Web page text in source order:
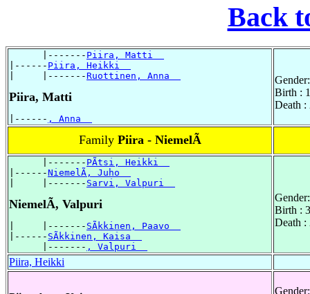
Back
      |-------
Piira, Matti
|------ Piira, Heikki
|     |-------Ruottinen, Anna
Piira, Matti
|------ , Anna
Birth :
Death :
Family Piira - NiemelÃ
      |-------
PÃtsi, Heikki
|------NiemelÃ, Juho
|     |------- Sarvi, Valpuri
NiemelÃ, Valpuri
|     |------- SÃkkinen, Paavo
|------ SÃkkinen, Kaisa
      |-------
, Valpuri
Birth :
Death :
Piira, Heikki